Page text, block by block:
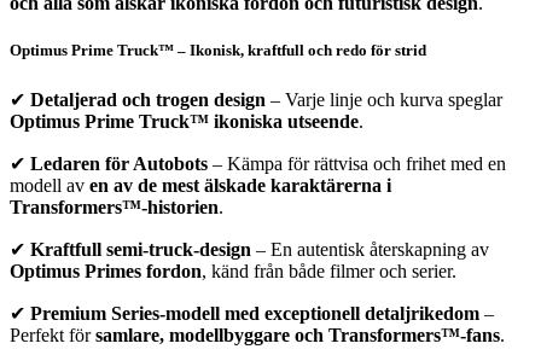
Optimus Prime Truck™ – Ikonisk, kraftfull och redo för strid
✔ Detaljerad och trogen design – Varje linje och kurva speglar
Optimus Prime Truck™ ikoniska utseende.
✔ Ledaren för Autobots – Kämpa för rättvisa och frihet med en
modell av en av de mest älskade karaktärerna i
Transformers™-historien.
✔ Kraftfull semi-truck-design – En autentisk återskapning av
Optimus Primes fordon, känd från både filmer och serier.
✔ Premium Series-modell med exceptionell detaljrikedom –
Perfekt församlare, modellbyggare och Transformers™-fans.